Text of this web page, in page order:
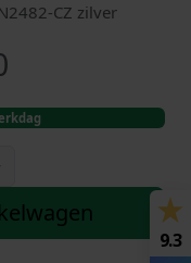
CZ zilver
9.3